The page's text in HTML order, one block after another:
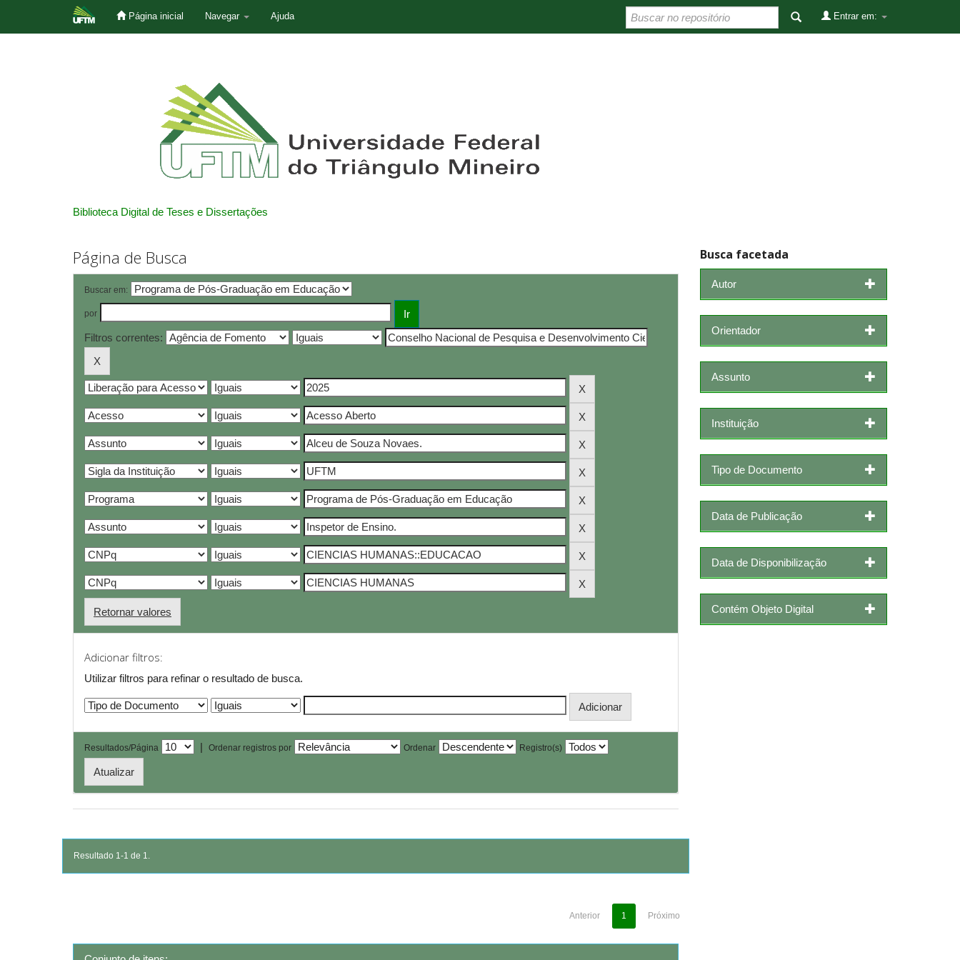
Página inicial Navegar Ajuda Entrar em:
Biblioteca Digital de Teses e Dissertações
Página de Busca
Buscar em:
por
Filtros correntes:
Retornar valores
Adicionar filtros:
Utilizar filtros para refinar o resultado de busca.
Resultados/Página | Ordenar registros por Ordenar Registro(s)
Resultado 1-1 de 1.
Anterior 1 Próximo
Busca facetada
Autor
Orientador
Assunto
Instituição
Tipo de Documento
Data de Publicação
Data de Disponibilização
Contém Objeto Digital